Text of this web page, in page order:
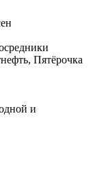
Пятёрочка
и